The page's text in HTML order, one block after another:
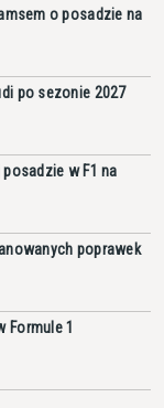
o posadzie na
po sezonie 2027
w F1 na
poprawek
Formule 1